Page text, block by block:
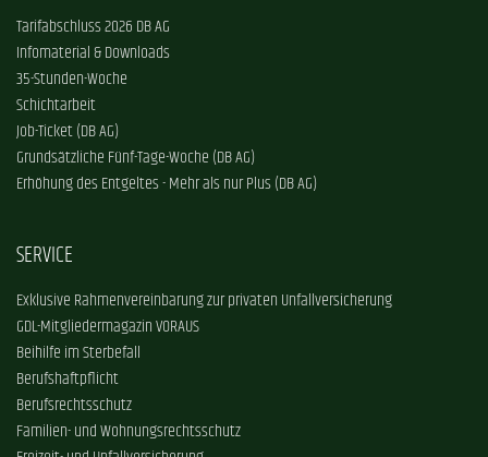
Tarifabschluss 2026 DB AG
Infomaterial & Downloads
35-Stunden-Woche
Schichtarbeit
Job-Ticket (DB AG)
Grundsätzliche Fünf-Tage-Woche (DB AG)
Erhöhung des Entgeltes - Mehr als nur Plus (DB AG)
SERVICE
Exklusive Rahmenvereinbarung zur privaten Unfallversicherung
GDL-Mitgliedermagazin VORAUS
Beihilfe im Sterbefall
Berufshaftpflicht
Berufsrechtsschutz
Familien- und Wohnungsrechtsschutz